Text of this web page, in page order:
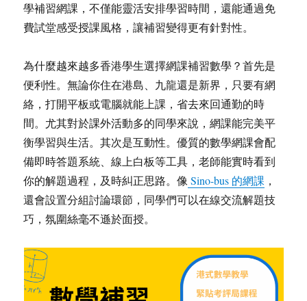
學補習網課，不僅能靈活安排學習時間，還能通過免
費試堂感受授課風格，讓補習變得更有針對性。
為什麼越來越多香港學生選擇網課補習數學？首先是
便利性。無論你住在港島、九龍還是新界，只要有網
絡，打開平板或電腦就能上課，省去來回通勤的時
間。尤其對於課外活動多的同學來說，網課能完美平
衡學習與生活。其次是互動性。優質的數學網課會配
備即時答題系統、線上白板等工具，老師能實時看到
你的解題過程，及時糾正思路。像 Sino-bus 的網課 ，
還會設置分組討論環節，同學們可以在線交流解題技
巧，氛圍絲毫不遜於面授。